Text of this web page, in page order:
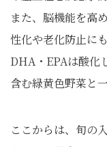
また、脳機能を高
性化や老化防止に
DHA・EPAは酸化
含む緑黄色野菜と
ここからは、旬の